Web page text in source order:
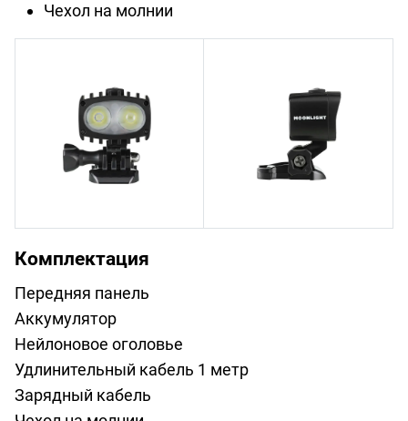
Чехол на молнии
Комплектация
Передняя панель
Аккумулятор
Нейлоновое оголовье
Удлинительный кабель 1 метр
Зарядный кабель